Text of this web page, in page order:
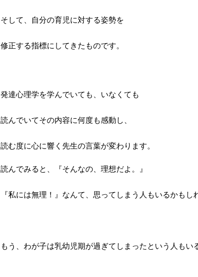
そして、自分の育児に対する姿勢を
修正する指標にしてきたものです。
発達心理学を学んでいても、いなくても
読んでいてその内容に何度も感動し、
読む度に心に響く先生の言葉が変わります。
読んでみると、『そんなの、理想だよ。』
『私には無理！』なんて、思ってしまう人もいるかもし
もう、わが子は乳幼児期が過ぎてしまったという人もい